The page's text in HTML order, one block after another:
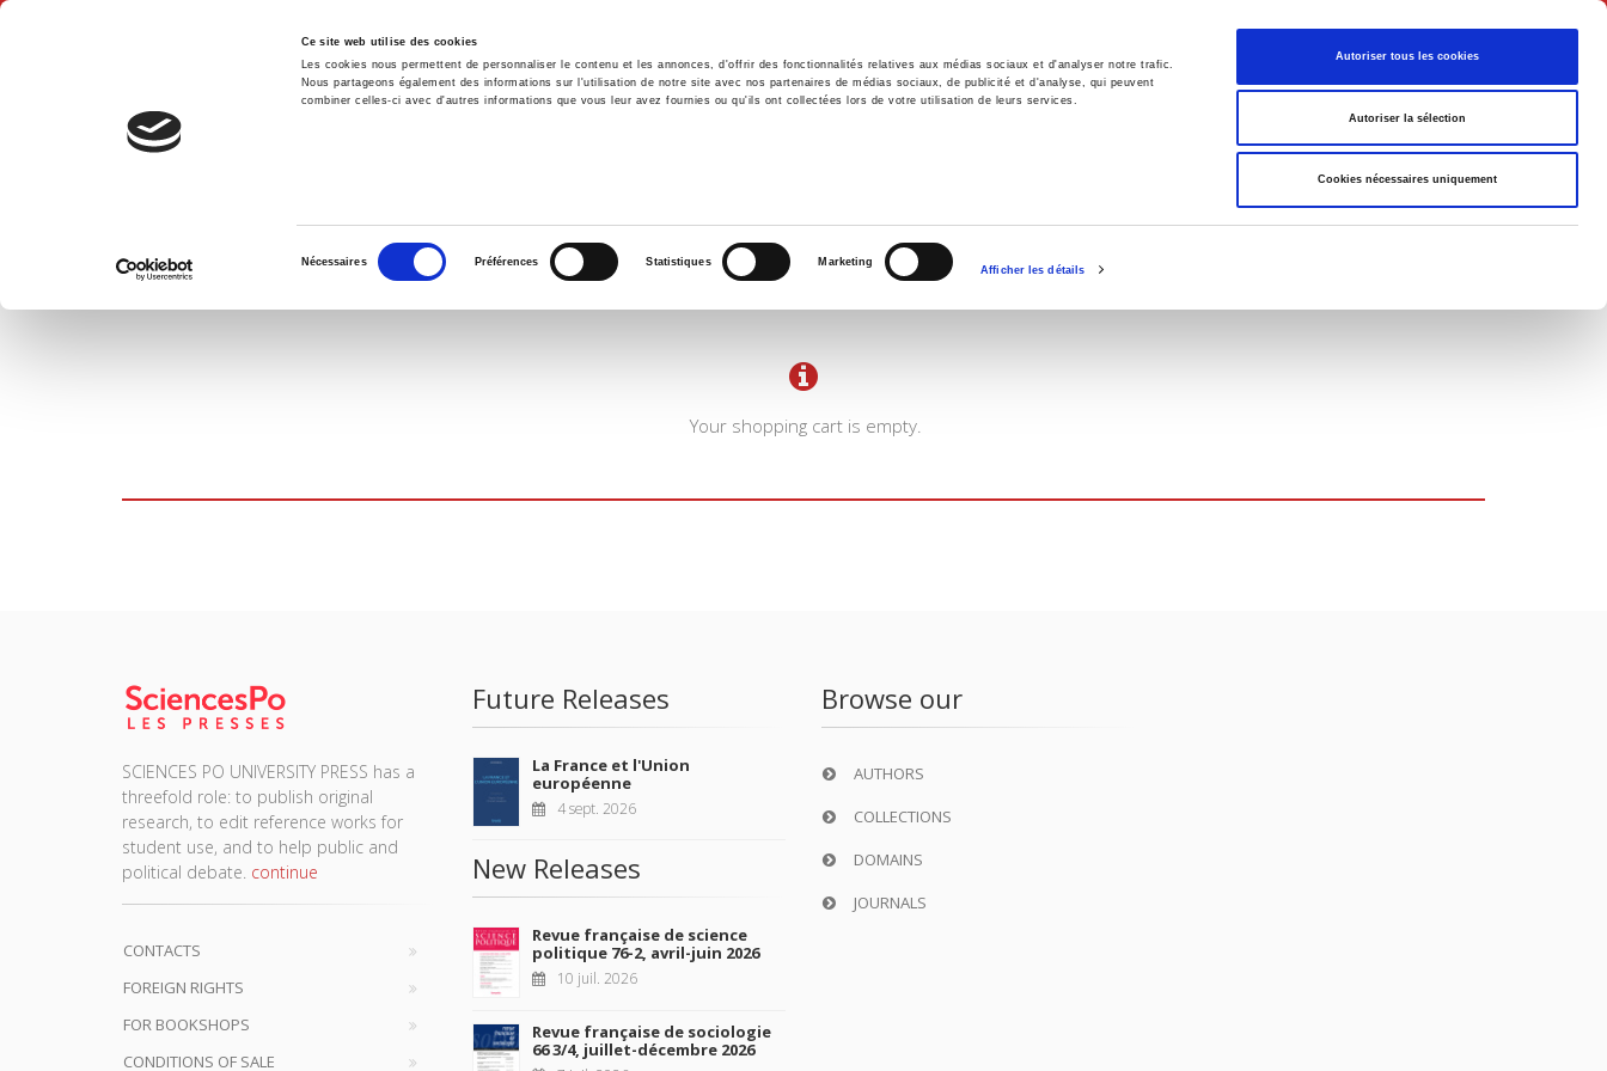
Ce site web utilise des cookies
Les cookies nous permettent de personnaliser le contenu et les annonces, d'offrir des fonctionnalités relatives aux médias sociaux et d'analyser notre trafic.
Nous partageons également des informations sur l'utilisation de notre site avec nos partenaires de médias sociaux, de publicité et d'analyse, qui peuvent
combiner celles-ci avec d'autres informations que vous leur avez fournies ou qu'ils ont collectées lors de votre utilisation de leurs services.
consentement
Nécessaires Préférences Statistiques Marketing
Afficher les détails
Autoriser tous les cookies
Autoriser la sélection
Cookies nécessaires uniquement
English
Home Environment History International Politics
SHOPPING CART
Your shopping cart is empty.
SCIENCES PO UNIVERSITY PRESS has a
threefold role: to publish original
research, to edit reference works for
student use, and to help public and
political debate. continue
CONTACTS
FOREIGN RIGHTS
FOR BOOKSHOPS
CONDITIONS OF SALE
Future Releases
La France et l'Union
européenne
4 sept. 2026
New Releases
Revue française de science
politique 76-2, avril-juin 2026
10 juil. 2026
Revue française de sociologie
66 3/4, juillet-décembre 2026
Browse our
AUTHORS
COLLECTIONS
DOMAINS
JOURNALS